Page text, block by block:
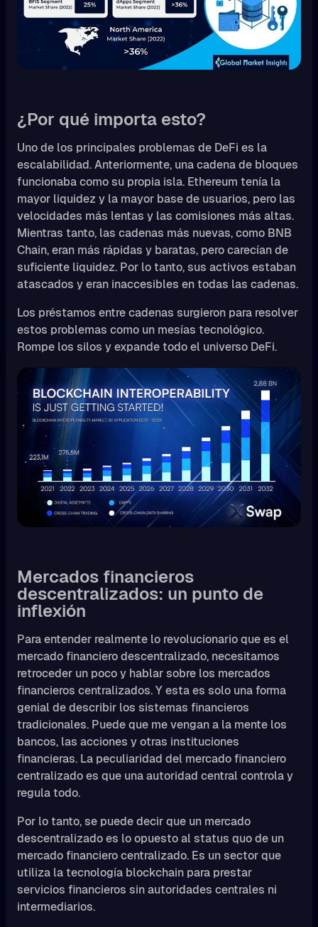
¿Por qué importa esto?
Uno de los principales problemas de DeFi es la
escalabilidad. Anteriormente, una cadena de bloques
funcionaba como su propia isla. Ethereum tenía la
mayor liquidez y la mayor base de usuarios, pero las
velocidades más lentas y las comisiones más altas.
Mientras tanto, las cadenas más nuevas, como BNB
Chain, eran más rápidas y baratas, pero carecían de
suficiente liquidez. Por lo tanto, sus activos estaban
atascados y eran inaccesibles en todas las cadenas.
Los préstamos entre cadenas surgieron para resolver
estos problemas como un mesías tecnológico.
Rompe los silos y expande todo el universo DeFi.
Mercados financieros
descentralizados: un punto de
inflexión
Para entender realmente lo revolucionario que es el
mercado financiero descentralizado, necesitamos
retroceder un poco y hablar sobre los mercados
financieros centralizados. Y esta es solo una forma
genial de describir los sistemas financieros
tradicionales. Puede que me vengan a la mente los
bancos, las acciones y otras instituciones
financieras. La peculiaridad del mercado financiero
centralizado es que una autoridad central controla y
regula todo.
Por lo tanto, se puede decir que un mercado
descentralizado es lo opuesto al status quo de un
mercado financiero centralizado. Es un sector que
utiliza la tecnología blockchain para prestar
servicios financieros sin autoridades centrales ni
intermediarios.